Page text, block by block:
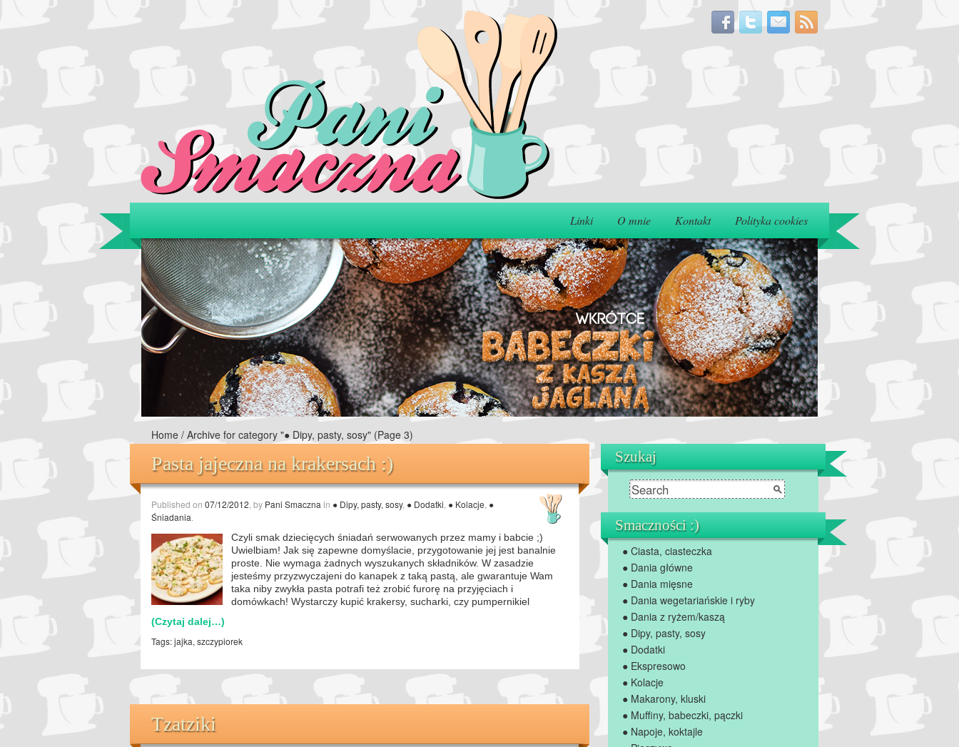
Linki O mnie Kontakt Polityka cookies
Home / Archive for category "● Dipy, pasty, sosy" (Page 3)
Pasta jajeczna na krakersach :)
Published on 07/12/2012 , by Pani Smaczna in ● Dipy, pasty, sosy, ● Dodatki ● Kolacje ●
Śniadania
Czyli smak dziecięcych śniadań serwowanych przez mamy i babcie ;)
Uwielbiam! Jak się zapewne domyślacie, przygotowanie jej jest banalnie
proste. Nie wymaga żadnych wyszukanych składników. W zasadzie
jesteśmy przyzwyczajeni do kanapek z taką pastą, ale gwarantuje Wam
taka niby zwykła pasta potrafi też zrobić furorę na przyjęciach i
domówkach! Wystarczy kupić krakersy, sucharki, czy pumpernikiel
(Czytaj dalej…)
Tags:jajka, szczypiorek
Tzatziki
Szukaj
Smaczności :)
● Ciasta, ciasteczka
● Dania główne
● Dania mięsne
● Dania wegetariańskie i ryby
● Dania z ryżem/kaszą
● Dipy, pasty, sosy
● Dodatki
● Ekspresowo
● Kolacje
● Makarony, kluski
● Muffiny, babeczki, pączki
● Napoje, koktajle